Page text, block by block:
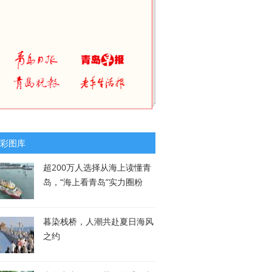
图库
超200万人选择从海上读懂青
岛，“海上看青岛”实力圈粉
暮染栈桥，人潮共赴夏日海风
之约